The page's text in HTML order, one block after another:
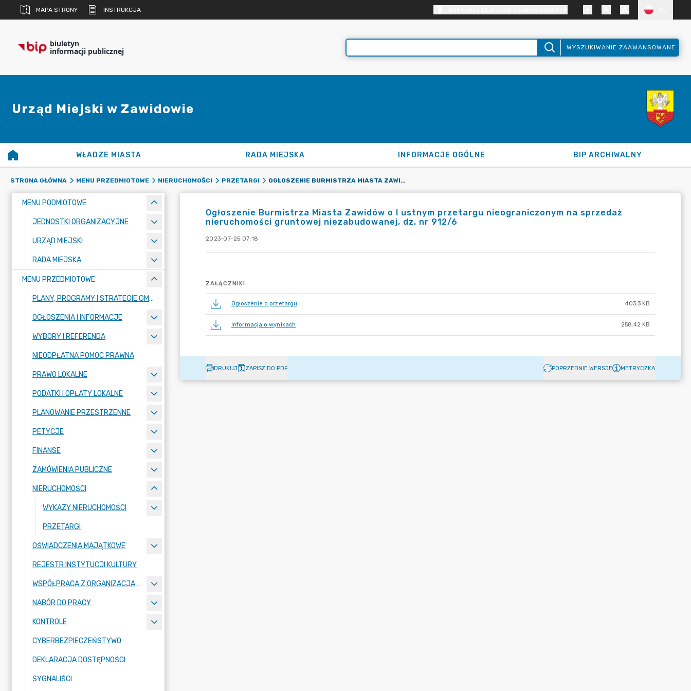
MAPA STRONY INSTRUKCJA
biuletyn
informacji publicznej WYSZUKIWANIE ZAAWANSOWANE
Urząd Miejski w Zawidowie
WŁADZE MIASTA RADA MIEJSKA INFORMACJE OGÓLNE BIP ARCHIWALNY
STRONA GŁÓWNA MENU PRZEDMIOTOWE NIERUCHOMOŚCI PRZETARGI OGŁOSZENIE BURMISTRZA MIASTA ZAWIDÓW O I USTNYM PRZETARGU NIEOGRANICZONYM NA SPRZEDAŻ NIERUCHOMOŚCI GRUNTOWEJ NIEZABUDOWANEJ, DZ. NR 912/6
MENU PODMIOTOWE
JEDNOSTKI ORGANIZACYJNE
URZĄD MIEJSKI
RADA MIEJSKA
MENU PRZEDMIOTOWE
PLANY, PROGRAMY I STRATEGIE GMINY
OGŁOSZENIA I INFORMACJE
WYBORY I REFERENDA
NIEODPŁATNA POMOC PRAWNA
PRAWO LOKALNE
PODATKI I OPŁATY LOKALNE
PLANOWANIE PRZESTRZENNE
PETYCJE
FINANSE
ZAMÓWIENIA PUBLICZNE
NIERUCHOMOŚCI
WYKAZY NIERUCHOMOŚCI
PRZETARGI
OŚWIADCZENIA MAJĄTKOWE
REJESTR INSTYTUCJI KULTURY
WSPÓŁPRACA Z ORGANIZACJAMI POZARZĄDOWYMI
NABÓR DO PRACY
KONTROLE
CYBERBEZPIECZEŃSTYWO
DEKLARACJA DOSTĘPNOŚCI
SYGNALIŚCI
Ogłoszenie Burmistrza Miasta Zawidów o I ustnym przetargu nieograniczonym na sprzedaż
nieruchomości gruntowej niezabudowanej, dz. nr 912/6
2023-07-25 07:18
ZAŁĄCZNIKI
Ogłoszenie o przetargu 403.3 KB
Informacja o wynikach 258.42 KB
DRUKUJ ZAPISZ DO PDF POPRZEDNIE WERSJE METRYCZKA